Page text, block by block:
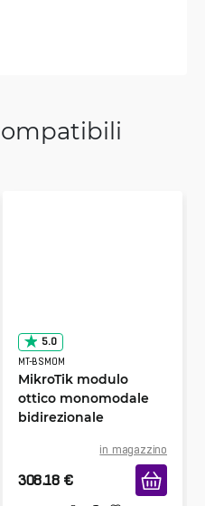
5.0
MT-BSMOM
MikroTik modulo
ottico monomodale
bidirezionale
in magazzino
308.18 €